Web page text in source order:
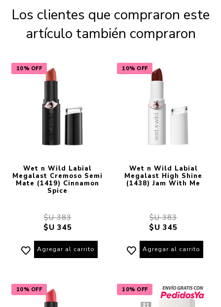
Los clientes que compraron este
artículo también compraron
10% OFF
Wet n Wild Labial
Megalast Cremoso Semi
Mate (1419) Cinnamon
Spice
$U 383
$U 345
Agregar al carrito
10% OFF
Wet n Wild Labial
Megalast High Shine
(1438) Jam With Me
$U 383
$U 345
Agregar al carrito
10% OFF 10% OFF